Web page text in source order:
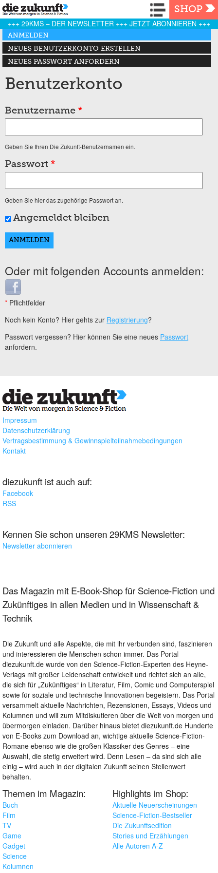
Navigation
SHOP
+++ 29KMS – DER NEWSLETTER +++ JETZT ABONNIEREN +++
Haupt-Reiter
ANMELDEN
(AKTIVER REITER)
NEUES BENUTZERKONTO ERSTELLEN
NEUES PASSWORT ANFORDERN
Benutzerkonto
Benutzername *
Geben Sie Ihren Die Zukunft-Benutzernamen ein.
Passwort *
Geben Sie hier das zugehörige Passwort an.
Angemeldet bleiben
Oder mit folgenden Accounts anmelden:
Login with Facebook
* Pflichtfelder
Noch kein Konto? Hier gehts zur Registrierung?
Passwort vergessen? Hier können Sie eine neues Passwort
anfordern.
Impressum
Datenschutzerklärung
Vertragsbestimmung & Gewinnspielteilnahmebedingungen
Kontakt
diezukunft ist auch auf:
Facebook
RSS
Kennen Sie schon unseren 29KMS Newsletter:
Newsletter abonnieren
Das Magazin mit E-Book-Shop für Science-Fiction und
Zukünftiges in allen Medien und in Wissenschaft &
Technik
Die Zukunft und alle Aspekte, die mit ihr verbunden sind, faszinieren
und interessieren die Menschen schon immer. Das Portal
diezukunft.de wurde von den Science-Fiction-Experten des Heyne-
Verlags mit großer Leidenschaft entwickelt und richtet sich an alle,
die sich für „Zukünftiges“ in Literatur, Film, Comic und Computerspiel
sowie für soziale und technische Innovationen begeistern. Das Portal
versammelt aktuelle Nachrichten, Rezensionen, Essays, Videos und
Kolumnen und will zum Mitdiskutieren über die Welt von morgen und
übermorgen einladen. Darüber hinaus bietet diezukunft.de Hunderte
von E-Books zum Download an, wichtige aktuelle Science-Fiction-
Romane ebenso wie die großen Klassiker des Genres – eine
Auswahl, die stetig erweitert wird. Denn Lesen – da sind sich alle
einig – wird auch in der digitalen Zukunft seinen Stellenwert
behalten.
Themen im Magazin:
Buch
Film
TV
Game
Gadget
Science
Kolumnen
Highlights im Shop:
Aktuelle Neuerscheinungen
Science-Fiction-Bestseller
Die Zukunftsedition
Stories und Erzählungen
Alle Autoren A-Z